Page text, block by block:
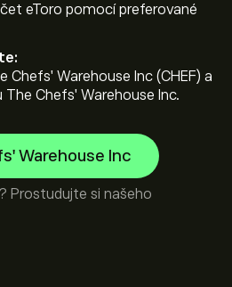
eToro pomocí preferované
Chefs' Warehouse Inc (CHEF) a
The Chefs' Warehouse Inc.
Warehouse Inc
Prostudujte si našeho